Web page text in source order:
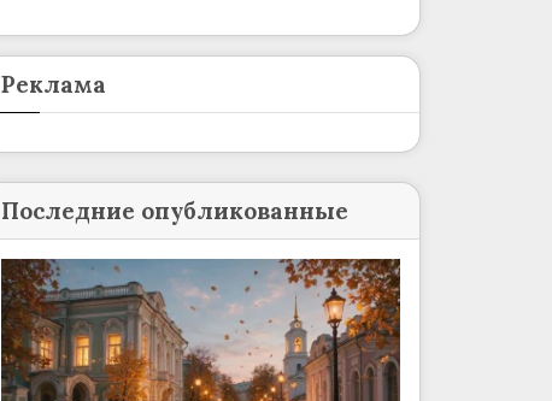
Реклама
Последние опубликованные